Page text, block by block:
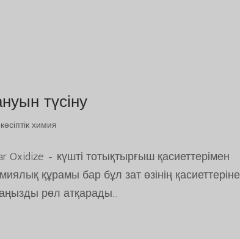
түсіну
химия
Oxidize - күшті тотықтырғыш қасиеттерімен
құрамы бар бұл зат өзінің қасиеттеріне
рөл атқарады...